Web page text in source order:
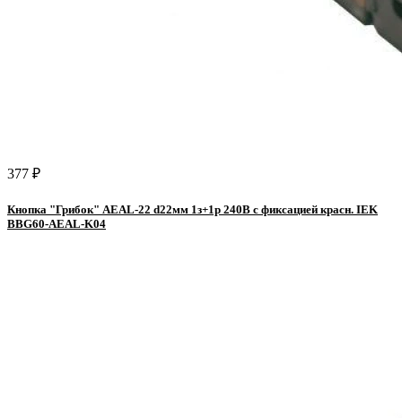
377 ₽
Кнопка "Грибок" AEAL-22 d22мм 1з+1р 240В с фиксацией красн. IEK
BBG60-AEAL-K04